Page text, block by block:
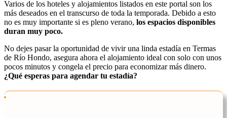
Varios de los hoteles y alojamientos listados en este portal son los
más deseados en el transcurso de toda la temporada. Debido a esto
no es muy importante si es pleno verano, los espacios disponibles
duran muy poco.
No dejes pasar la oportunidad de vivir una linda estadía en Termas
de Río Hondo, asegura ahora el alojamiento ideal con solo con unos
pocos minutos y congela el precio para economizar más dinero.
¿Qué esperas para agendar tu estadía?